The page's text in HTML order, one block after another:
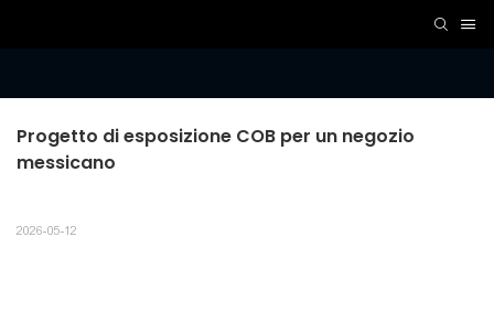
Progetto di esposizione COB per un negozio
messicano
2026-05-12